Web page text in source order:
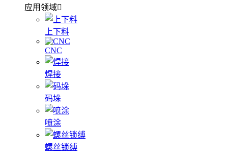
应用领域
上下料
CNC
焊接
码垛
喷涂
螺丝锁缚